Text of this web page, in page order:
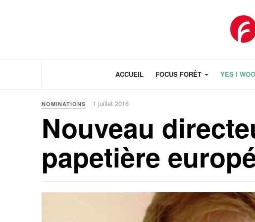
ACCUEIL FOCUS FORÊT YES I
NOMINATIONS 1 juillet 2016
Nouveau
papetière